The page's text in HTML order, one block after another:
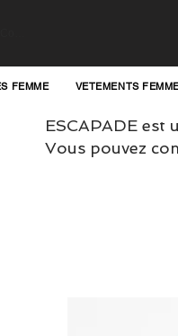
FEMME VETEMENTS
ESCAPADE est
Vous pouvez